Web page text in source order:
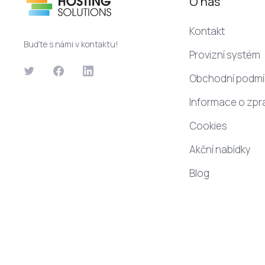
Buďte s námi v kontaktu!
Kontakt
Provizní systém
Obchodní
Informace o
Cookies
Akční nabídky
Blog